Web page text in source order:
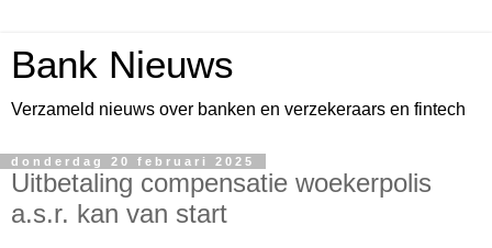
Bank Nieuws
Verzameld nieuws over banken en verzekeraars en fintech
donderdag 20 februari 2025
Uitbetaling compensatie woekerpolis
a.s.r. kan van start